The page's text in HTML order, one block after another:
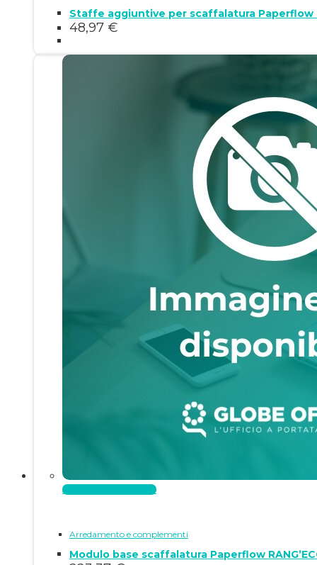
Staffe aggiuntive per scaffalatura Paperflow
48,97 €
Aggiungi al carrello
Arredamento e complementi
Modulo base scaffalatura Paperflow